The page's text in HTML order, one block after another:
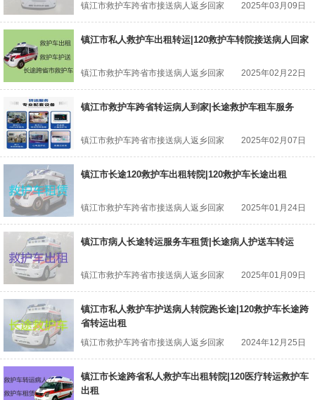
镇江市救护车跨省市接送病人返乡回家 2025年03月09日
镇江市私人救护车出租转运|120救护车转院接送病人回家
镇江市救护车跨省市接送病人返乡回家 2025年02月22日
镇江市救护车跨省转运病人到家|长途救护车租车服务
镇江市救护车跨省市接送病人返乡回家 2025年02月07日
镇江市长途120救护车出租转院|120救护车长途出租
镇江市救护车跨省市接送病人返乡回家 2025年01月24日
镇江市病人长途转运服务车租赁|长途病人护送车转运
镇江市救护车跨省市接送病人返乡回家 2025年01月09日
镇江市私人救护车护送病人转院跑长途|120救护车长途跨
省转运出租
镇江市救护车跨省市接送病人返乡回家 2024年12月25日
镇江市长途跨省私人救护车出租转院|120医疗转运救护车
出租